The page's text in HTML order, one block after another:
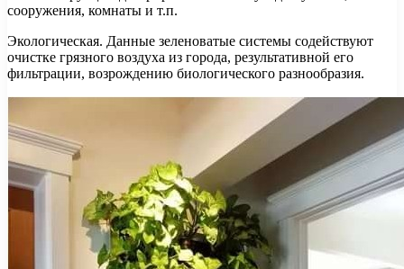
сооружения, комнаты и т.п.
Экологическая. Данные зеленоватые системы содействуют
очистке грязного воздуха из города, результативной его
фильтрации, возрождению биологического разнообразия.